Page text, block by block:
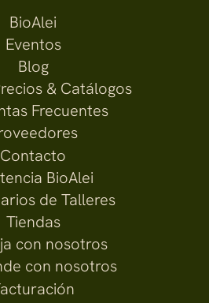
BioAlei
Eventos
Blog
& Catálogos
Frecuentes
Contacto
BioAlei
de Talleres
Tiendas
con nosotros
con nosotros